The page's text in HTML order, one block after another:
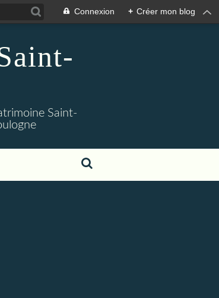
Connexion + Créer mon blog
Saint-